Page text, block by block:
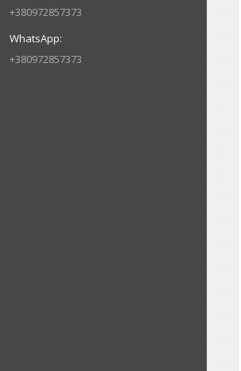
+380972857373
+380972857373